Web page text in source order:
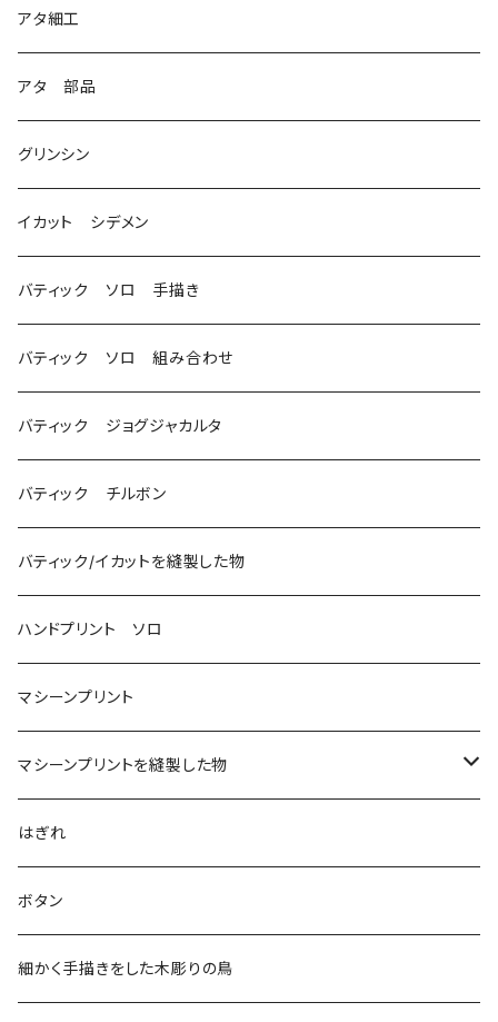
2
3
アタ細工
アタ 部品
グリンシン
イカット シデメン
バティック ソロ 手描き
バティック ソロ 組み合わせ
バティック ジョグジャカルタ
バティック チルボン
バティック/イカットを縫製した物
ハンドプリント ソロ
マシーンプリント
マシーンプリントを縫製した物
アロハシャツ
2018
2019
ドレスシャツ
チュニック
はぎれ
ボタン
細かく手描きをした木彫りの鳥